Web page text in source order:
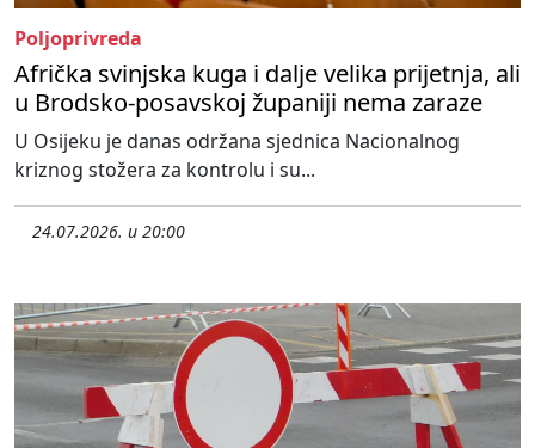
Poljoprivreda
Afrička svinjska kuga i dalje velika prijetnja, ali
u Brodsko-posavskoj županiji nema zaraze
U Osijeku je danas održana sjednica Nacionalnog
kriznog stožera za kontrolu i su...
24.07.2026. u 20:00